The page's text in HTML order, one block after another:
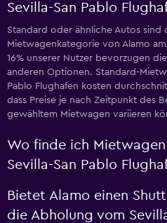
Sevilla-San Pablo
Standard oder ähnliche Autos sind
Mietwagenkategorie von Alamo
16% unserer Nutzer bevorzugen
anderen Optionen. Standard-
Pablo Flughafen kosten
dass Preise je nach Zeitpunkt des
gewähltem Mietwagen variieren
Wo finde ich
Sevilla-San Pablo
Bietet Alamo einen
die Abholung vom